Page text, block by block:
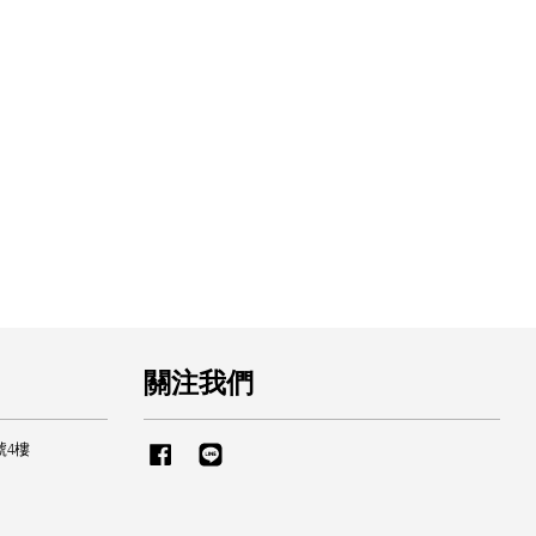
4樓
關注我們
Facebook